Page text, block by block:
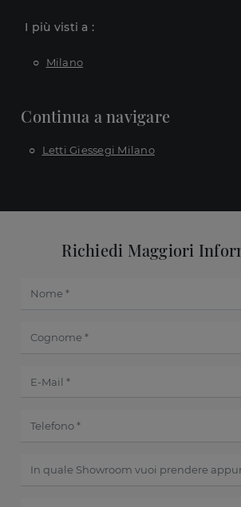
I più visti a :
Milano
Continua a navigare
Letti Giessegi Milano
Richiedi Maggiori